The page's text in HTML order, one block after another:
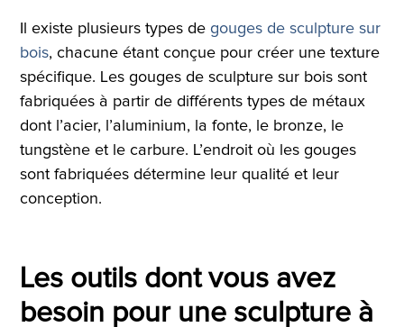
Il existe plusieurs types degouges de sculpture sur
bois, chacune étant conçue pour créer une texture
spécifique. Les gouges de sculpture sur bois sont
fabriquées à partir de différents types de métaux
dont l’acier, l’aluminium, la fonte, le bronze, le
tungstène et le carbure. L’endroit où les gouges
sont fabriquées détermine leur qualité et leur
conception.
Les outils dont vous avez
besoin pour une sculpture à